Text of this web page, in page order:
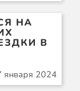
НА
В
января 2024